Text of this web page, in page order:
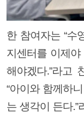
한 참여자는 “수
지센터를 이제야
해야겠다.”라고
“아이와 함께하
는 생각이 든다.”